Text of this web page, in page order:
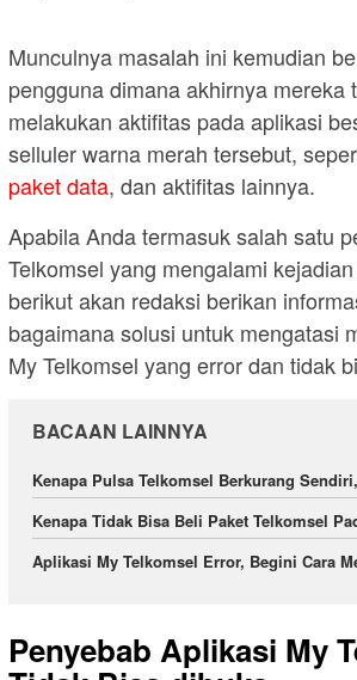
Munculnya masalah ini kemudian
pengguna dimana akhirnya mereka
melakukan aktifitas pada aplikasi
selluler warna merah tersebut,
paket data, dan aktifitas lainnya.
Apabila Anda termasuk salah satu
Telkomsel yang mengalami
berikut akan redaksi berikan
bagaimana solusi untuk mengatasi
My Telkomsel yang error dan tidak
BACAAN LAINNYA
Kenapa Pulsa Telkomsel Berkurang
Kenapa Tidak Bisa Beli Paket Telkomsel
Aplikasi My Telkomsel Error, Begini Cara
Penyebab Aplikasi My